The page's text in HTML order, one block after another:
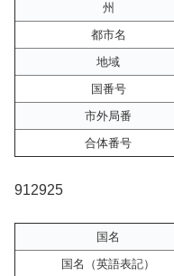
州
都市名
地域
国番号
市外局番
合体番号
912925
国名
国名（英語表記）